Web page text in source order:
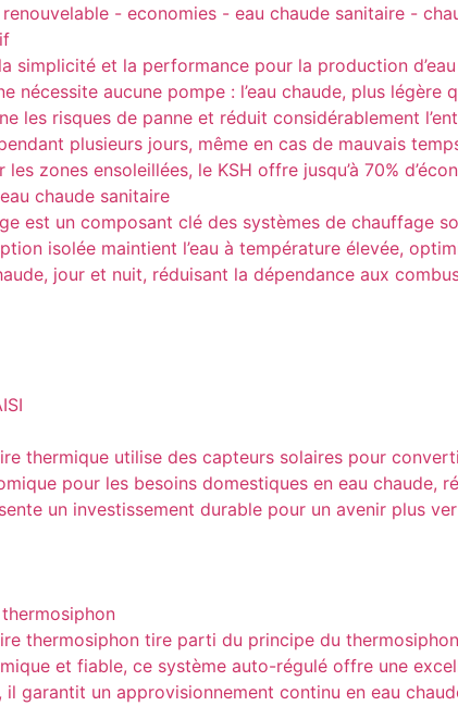
simplicité et la performance pour la production
nécessite aucune pompe : l’eau chaude, plus
les risques de panne et réduit considérablement
plusieurs jours, même en cas de mauvais
zones ensoleillées, le KSH offre jusqu’à 70%
chaude sanitaire
est un composant clé des systèmes de chauffage
isolée maintient l’eau à température élevée,
jour et nuit, réduisant la dépendance aux
thermique utilise des capteurs solaires pour
pour les besoins domestiques en eau chaude,
un investissement durable pour un avenir plus
thermosiphon tire parti du principe du
et fiable, ce système auto-régulé offre une
il garantit un approvisionnement continu en eau